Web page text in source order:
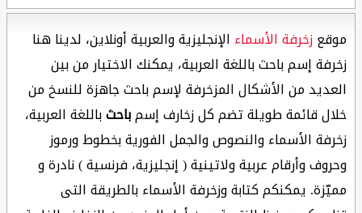
موقعزخرفة الأسماء الإنجليزية والعربية أونلاين، لدينا هنا
زخرفة إسم باحث باللغة العربية، يمكنك الاختيار من بين
العديد من الأشكال المزخرفة لإسم باحث جاهزة للنسخ من
خلال قائمة طويلة تضم كل زخارف إسمباحثباللغة العربية،
زخرفة الأسماء والنصوص والجمل الفورية بخطوط ورموز
وحروف وأرقام عربية ولاتينية ( إنجليزية، فرنسية ) نادرة و
مميّزة. يمكنكم كتابة وزخرفة الأسماء بالطريقة التى